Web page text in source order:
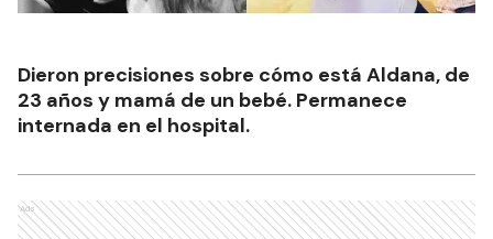
Dieron precisiones sobre cómo está Aldana, de
23 años y mamá de un bebé. Permanece
internada en el hospital.
Ads